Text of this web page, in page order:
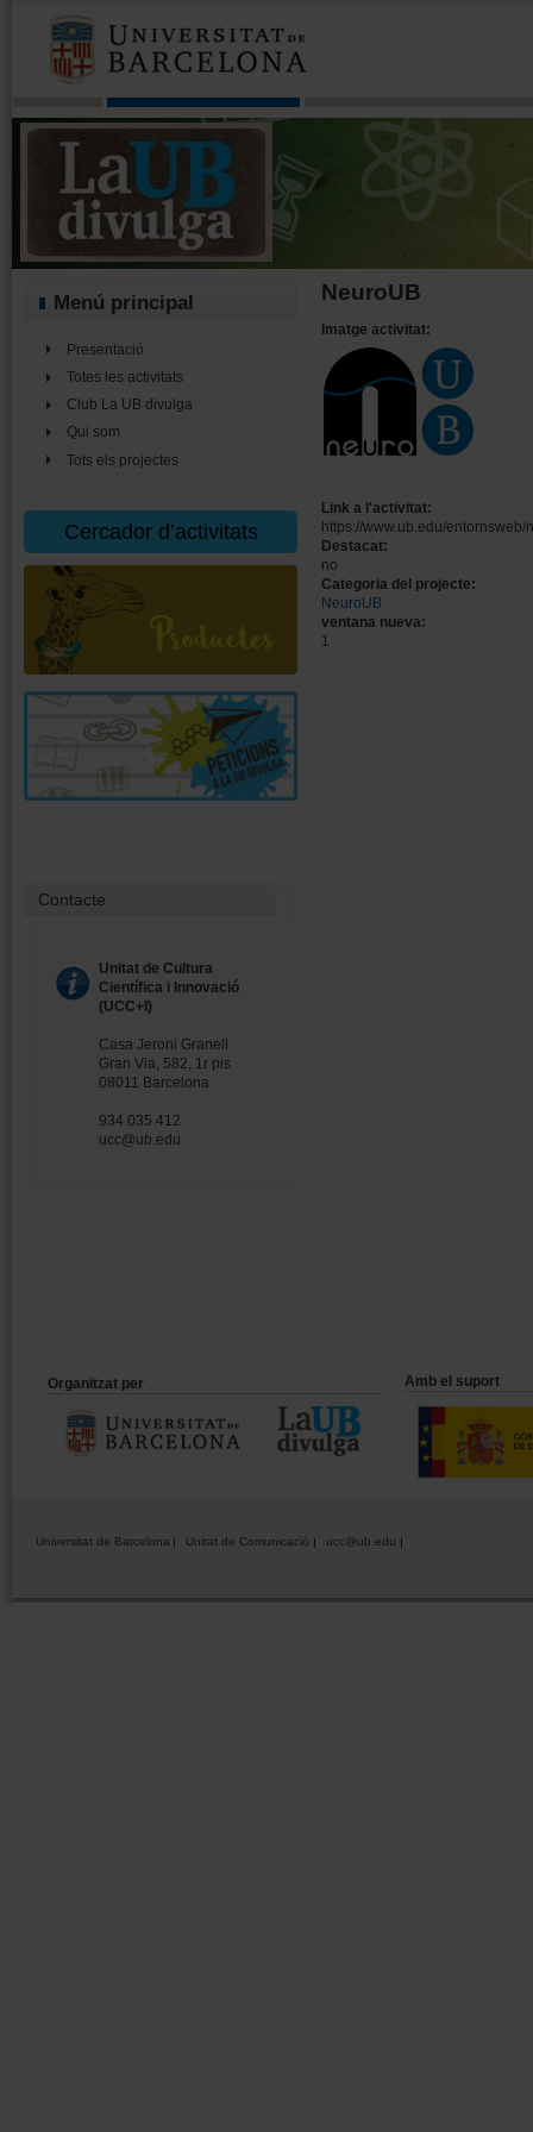
Menú principal
Presentació
Totes les activitats
Club La UB divulga
Qui som
Tots els projectes
Cercador d’activitats
Contacte
Unitat de Cultura
Científica i Innovació
(UCC+I)
Casa Jeroni Granell
Gran Via, 582, 1r pis
08011 Barcelona
934 035 412
ucc@ub.edu
NeuroUB
Imatge activitat:
Link a l'activitat:
https://www.ub.edu/
Destacat:
no
Categoria del projecte:
NeuroUB
ventana nueva:
1
Organitzat per Amb el suport
Universitat de Barcelona Unitat de Comunicació ucc@ub.edu